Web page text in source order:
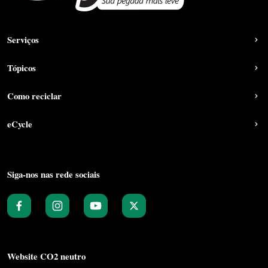
Serviços
Tópicos
Como reciclar
eCycle
Siga-nos nas rede sociais
Website CO2 neutro